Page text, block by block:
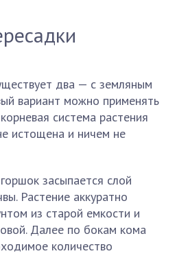
два — с земляным
вариант можно применять
система растения
истощена и ничем не
засыпается слой
Растение аккуратно
из старой емкости и
Далее по бокам кома
количество